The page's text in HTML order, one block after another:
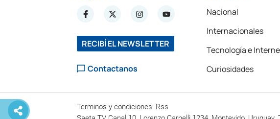
RECIBÍ EL NEWSLETTER
Contactanos
Nacional
Internacionales
Tecnología e
Curiosidades
Terminos y condiciones Rss